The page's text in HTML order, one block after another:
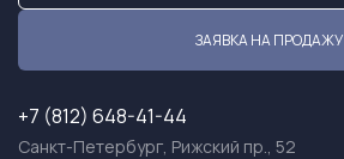
ЗАЯВКА НА ПРОДАЖУ
+7 (812) 648-41-44
Санкт-Петербург, Рижский пр., 52